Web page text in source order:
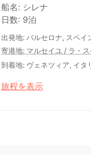
船名: シレナ
日数: 9泊
出発地: バルセロナ, スペイ
寄港地: マルセイユ / ラ・
到着地: ヴェネツィア, イタ
旅程を表示